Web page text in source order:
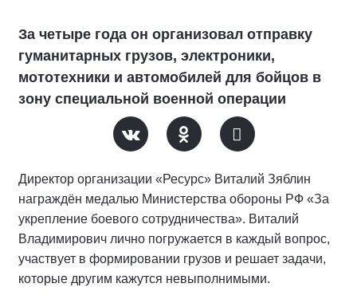
За четыре года он организовал отправку
гуманитарных грузов, электроники,
мототехники и автомобилей для бойцов в
зону специальной военной операции
Директор организации «Ресурс» Виталий Зяблин
награждён медалью Министерства обороны РФ «За
укрепление боевого сотрудничества». Виталий
Владимирович лично погружается в каждый вопрос,
участвует в формировании грузов и решает задачи,
которые другим кажутся невыполнимыми.